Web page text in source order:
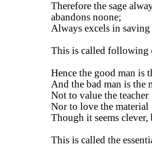
Therefore the sage
abandons noone;
Always excels in
This is called following
Hence the good man is
And the bad man is the
Not to value the teacher
Nor to love the material
Though it seems
This is called the